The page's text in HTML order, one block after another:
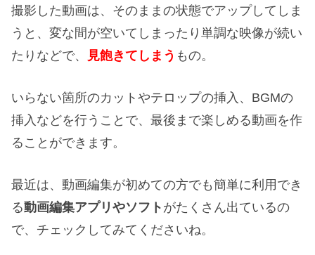
撮影した動画は、そのままの状態でアップしてしま
うと、変な間が空いてしまったり単調な映像が続い
たりなどで、
見飽きてしまう もの。
いらない箇所のカットやテロップの挿入、BGMの
挿入などを行うことで、最後まで楽しめる動画を作
ることができます。
最近は、動画編集が初めての方でも簡単に利用でき
る動画編集アプリやソフト がたくさん出ているの
で、チェックしてみてくださいね。